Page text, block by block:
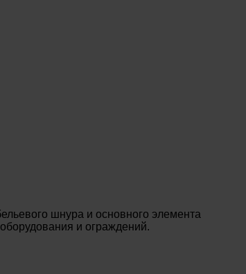
шнура и основного элемента
и ограждений.